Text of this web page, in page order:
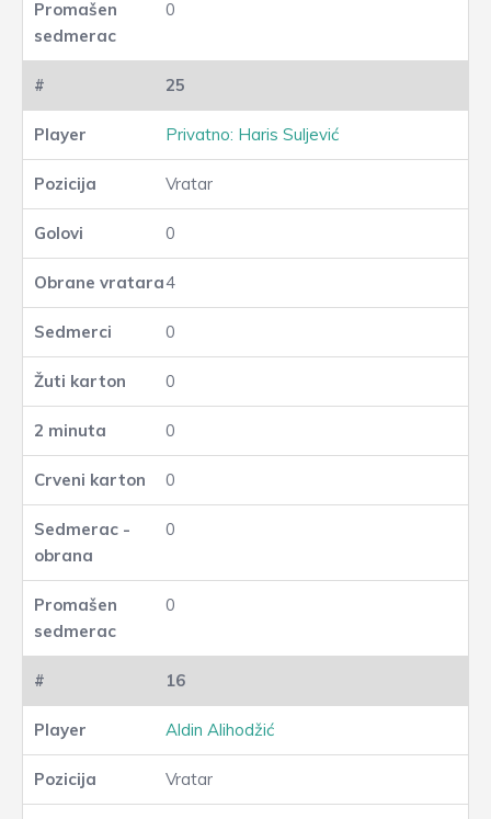
0
25
Privatno: Haris Suljević
Vratar
0
4
0
0
0
0
0
0
16
Aldin Alihodžić
Vratar